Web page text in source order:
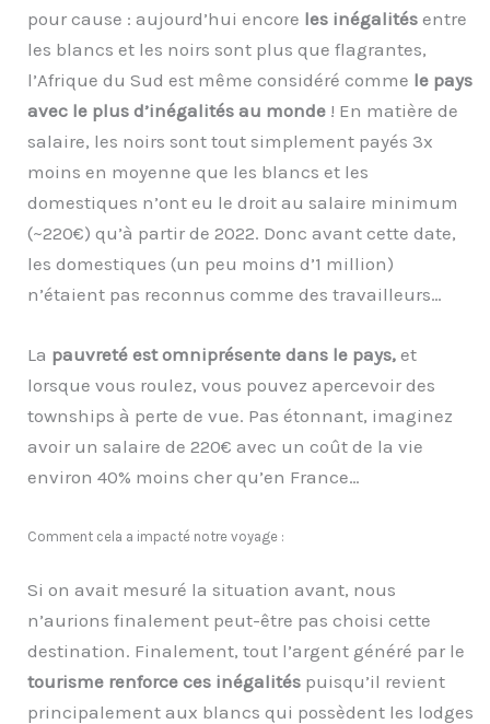
pour cause : aujourd’hui encore les inégalités entre
les blancs et les noirs sont plus que flagrantes,
l’Afrique du Sud est même considéré comme le pays
avec le plus d’inégalités au monde ! En matière de
salaire, les noirs sont tout simplement payés 3x
moins en moyenne que les blancs et les
domestiques n’ont eu le droit au salaire minimum
(~220€) qu’à partir de 2022. Donc avant cette date,
les domestiques (un peu moins d’1 million)
n’étaient pas reconnus comme des travailleurs…
La pauvreté est omniprésente dans le pays, et
lorsque vous roulez, vous pouvez apercevoir des
townships à perte de vue. Pas étonnant, imaginez
avoir un salaire de 220€ avec un coût de la vie
environ 40% moins cher qu’en France…
Comment cela a impacté notre voyage :
Si on avait mesuré la situation avant, nous
n’aurions finalement peut-être pas choisi cette
destination. Finalement, tout l’argent généré par le
tourisme renforce ces inégalités puisqu’il revient
principalement aux blancs qui possèdent les lodges